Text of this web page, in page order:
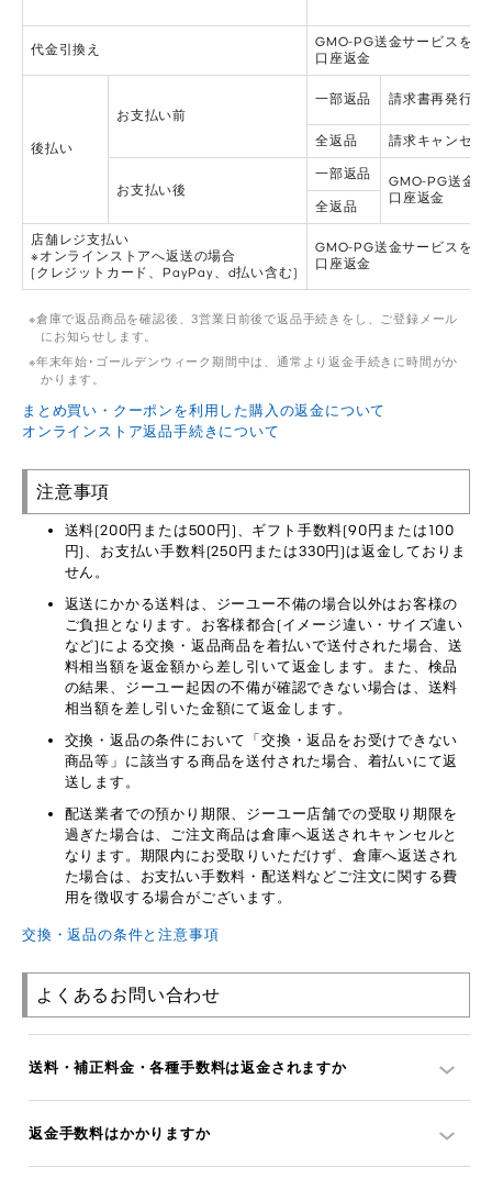
代金引換え
GMO-PG送金サービスを利
口座返金
後払い
お支払い前
一部返品 請求書再発行
全返品 請求キャンセル
お支払い後
一部返品
GMO-PG送金
口座返金
全返品
店舗レジ支払い
※オンラインストアへ返送の場合
(クレジットカード、PayPay、d払い含む)
GMO-PG送金サービスを利
口座返金
倉庫で返品商品を確認後、3営業日前後で返品手続きをし、ご登録メール
にお知らせします。
年末年始･ゴールデンウィーク期間中は、通常より返金手続きに時間がか
かります。
まとめ買い・クーポンを利用した購入の返金について
オンラインストア返品手続きについて
注意事項
送料(200円または500円)、ギフト手数料(90円または100
円)、お支払い手数料(250円または330円)は返金しておりま
せん。
返送にかかる送料は、ジーユー不備の場合以外はお客様の
ご負担となります。お客様都合(イメージ違い・サイズ違い
など)による交換・返品商品を着払いで送付された場合、送
料相当額を返金額から差し引いて返金します。また、検品
の結果、ジーユー起因の不備が確認できない場合は、送料
相当額を差し引いた金額にて返金します。
交換・返品の条件において「交換・返品をお受けできない
商品等」に該当する商品を送付された場合、着払いにて返
送します。
配送業者での預かり期限、ジーユー店舗での受取り期限を
過ぎた場合は、ご注文商品は倉庫へ返送されキャンセルと
なります。期限内にお受取りいただけず、倉庫へ返送され
た場合は、お支払い手数料・配送料などご注文に関する費
用を徴収する場合がございます。
交換・返品の条件と注意事項
よくあるお問い合わせ
送料・補正料金・各種手数料は返金されますか
返金手数料はかかりますか